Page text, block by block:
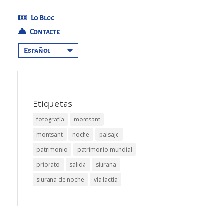
Lo Bloc
Contacte
Español
Etiquetas
fotografía
montsant
montsant
noche
paisaje
patrimonio
patrimonio mundial
priorato
salida
siurana
siurana de noche
vía lactía